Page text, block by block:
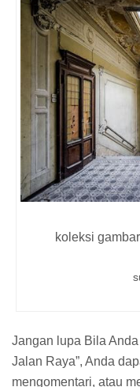
koleksi
Jangan lupa Bila
Jalan Raya”, Anda
mengomentari, atau